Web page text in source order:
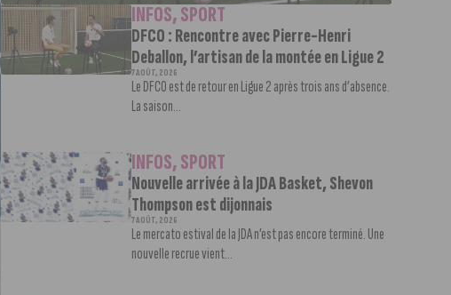
INFOS,SPORT
DFCO : Rencontre avec Pierre-Henri
Deballon, l’artisan de la montée en Ligue 2
7 AOÛT, 2026
Le DFCO est de retour en Ligue 2 après trois ans d’absence.
La saison...
INFOS,SPORT
Nouvelle arrivée à la JDA Basket, Shevon
Thompson est dijonnais
7 AOÛT, 2026
Le mercato estival de la JDA n’est pas encore terminé. Une
nouvelle recrue vient...